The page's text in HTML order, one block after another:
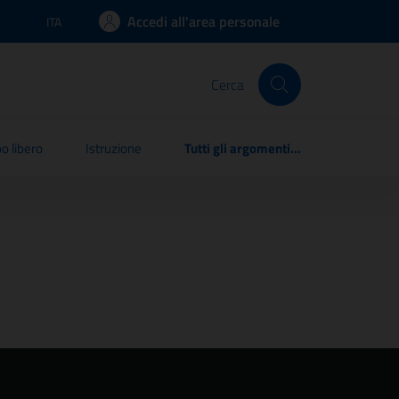
Lingua attiva:
ITA Accedi all'area personale
Cerca
libero Istruzione Tutti gli argomenti...